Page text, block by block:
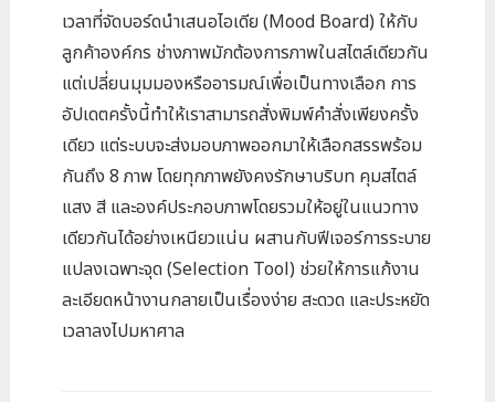
เวลาที่จัดบอร์ดนำเสนอไอเดีย (Mood Board) ให้กับ
ลูกค้าองค์กร ช่างภาพมักต้องการภาพในสไตล์เดียวกัน
แต่เปลี่ยนมุมมองหรืออารมณ์เพื่อเป็นทางเลือก การ
อัปเดตครั้งนี้ทำให้เราสามารถสั่งพิมพ์คำสั่งเพียงครั้ง
เดียว แต่ระบบจะส่งมอบภาพออกมาให้เลือกสรรพร้อม
กันถึง 8 ภาพ โดยทุกภาพยังคงรักษาบริบท คุมสไตล์
แสง สี และองค์ประกอบภาพโดยรวมให้อยู่ในแนวทาง
เดียวกันได้อย่างเหนียวแน่น ผสานกับฟีเจอร์การระบาย
แปลงเฉพาะจุด (Selection Tool) ช่วยให้การแก้งาน
ละเอียดหน้างานกลายเป็นเรื่องง่าย สะดวด และประหยัด
เวลาลงไปมหาศาล